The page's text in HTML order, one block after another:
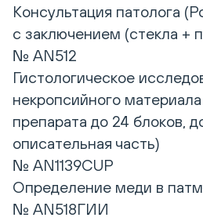
Консультация патолога
с заключением (стекла +
№ AN512
Гистологическое
некропсийного
препарата до 24 блоков,
описательная часть)
№ AN1139CUP
Определение меди в
№ AN518ГИИ